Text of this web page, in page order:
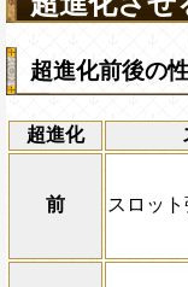
超進化前後の
超進化
前 スロッ